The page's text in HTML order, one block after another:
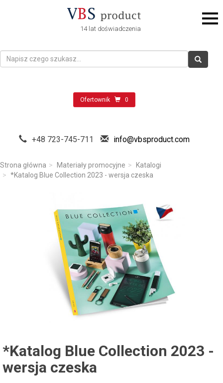
14 lat doświadczenia
Ofertownik 0
+48 723-745-711 info@vbsproduct.com
Strona główna Materiały promocyjne
Katalogi
*Katalog Blue Collection 2023 - wersja czeska
*Katalog Blue Collection 2023 -
wersja czeska